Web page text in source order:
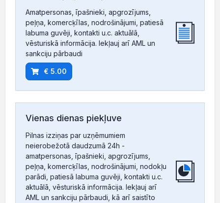
Amatpersonas, īpašnieki, apgrozījums,
peļņa, komercķīlas, nodrošinājumi, patiesā
labuma guvēji, kontakti u.c. aktuālā,
vēsturiskā informācija. Iekļauj arī AML un
sankciju pārbaudi
€ 5.00
Vienas dienas piekļuve
Pilnas izziņas par uzņēmumiem
neierobežotā daudzumā 24h -
amatpersonas, īpašnieki, apgrozījums,
peļņa, komercķīlas, nodrošinājumi, nodokļu
parādi, patiesā labuma guvēji, kontakti u.c.
aktuālā, vēsturiskā informācija. Iekļauj arī
AML un sankciju pārbaudi, kā arī saistīto